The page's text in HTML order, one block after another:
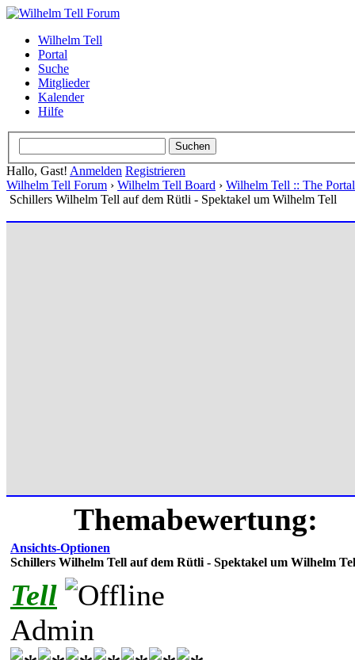
Wilhelm Tell
Portal
Suche
Mitglieder
Kalender
Hilfe
Hallo, Gast! Anmelden Registrieren
Wilhelm Tell Forum › Wilhelm Tell Board › Wilhelm Tell :: The
Schillers Wilhelm Tell auf dem Rütli - Spektakel um Wilhelm Tell
Themabewertung:
Ansichts-Optionen
Schillers Wilhelm Tell auf dem Rütli - Spektakel um Wilhelm
Tell
Admin